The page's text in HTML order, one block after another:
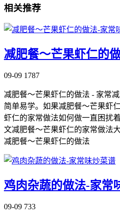
相关推荐
减肥餐～芒果虾仁的
09-09 1787
减肥餐～芒果虾仁的做法 - 家常
简单易学。如果减肥餐～芒果虾
虾仁的家常做法如何做一直困扰
文减肥餐～芒果虾仁的家常做法
减肥餐～芒果虾仁的做法
鸡肉杂蔬的做法-家常
09-09 733